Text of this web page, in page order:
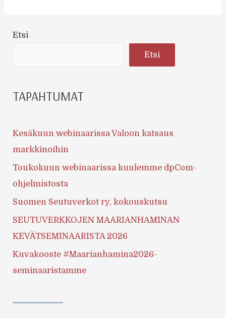
Etsi
Etsi
TAPAHTUMAT
Kesäkuun webinaarissa Valoon katsaus
markkinoihin
Toukokuun webinaarissa kuulemme dpCom-
ohjelmistosta
Suomen Seutuverkot ry, kokouskutsu
SEUTUVERKKOJEN MAARIANHAMINAN
KEVÄTSEMINAARISTA 2026
Kuvakooste #Maarianhamina2026-
seminaaristamme